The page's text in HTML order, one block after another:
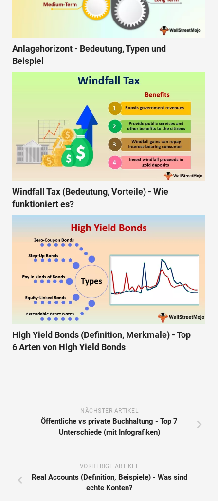
Anlagehorizont - Bedeutung, Typen und
Beispiel
Windfall Tax (Bedeutung, Vorteile) - Wie
funktioniert es?
High Yield Bonds (Definition, Merkmale) - Top
6 Arten von High Yield Bonds
NÄCHSTER ARTIKEL
Öffentliche vs private Buchhaltung - Top 7
Unterschiede (mit Infografiken)
VORHERIGE ARTIKEL
Real Accounts (Definition, Beispiele) - Was sind
echte Konten?